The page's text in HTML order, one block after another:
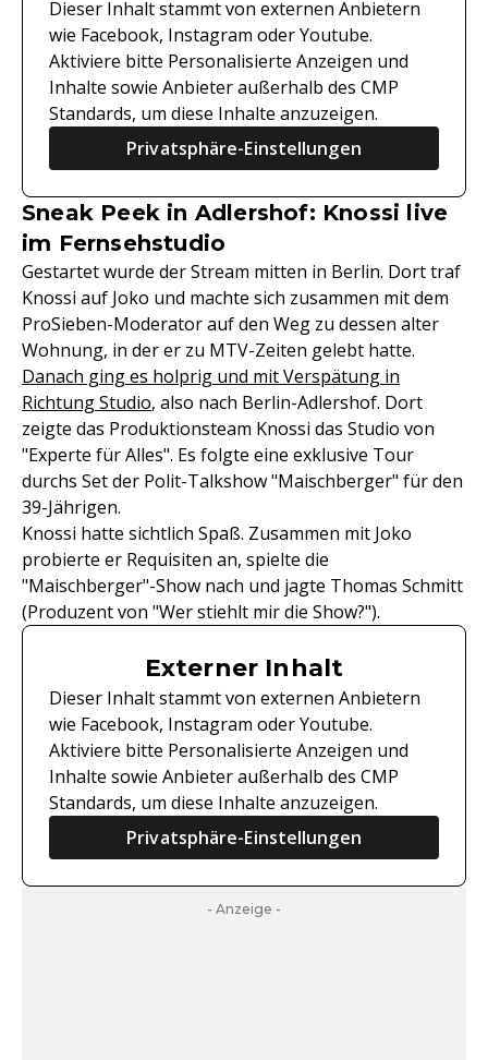
Dieser Inhalt stammt von externen Anbietern
wie Facebook, Instagram oder Youtube.
Aktiviere bitte Personalisierte Anzeigen und
Inhalte sowie Anbieter außerhalb des CMP
Standards, um diese Inhalte anzuzeigen.
Privatsphäre-Einstellungen
Sneak Peek in Adlershof: Knossi live
im Fernsehstudio
Gestartet wurde der Stream mitten in Berlin. Dort traf
Knossi auf Joko und machte sich zusammen mit dem
ProSieben-Moderator auf den Weg zu dessen alter
Wohnung, in der er zu MTV-Zeiten gelebt hatte.
Danach ging es holprig und mit Verspätung in
Richtung Studio, also nach Berlin-Adlershof. Dort
zeigte das Produktionsteam Knossi das Studio von
"Experte für Alles". Es folgte eine exklusive Tour
durchs Set der Polit-Talkshow "Maischberger" für den
39-Jährigen.
Knossi hatte sichtlich Spaß. Zusammen mit Joko
probierte er Requisiten an, spielte die
"Maischberger"-Show nach und jagte Thomas Schmitt
(Produzent von "Wer stiehlt mir die Show?").
Externer Inhalt
Dieser Inhalt stammt von externen Anbietern
wie Facebook, Instagram oder Youtube.
Aktiviere bitte Personalisierte Anzeigen und
Inhalte sowie Anbieter außerhalb des CMP
Standards, um diese Inhalte anzuzeigen.
Privatsphäre-Einstellungen
- Anzeige -